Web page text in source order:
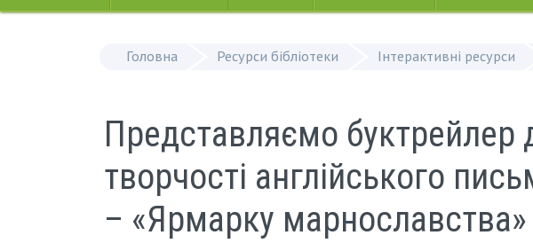
Головна Ресурси бібліотеки Інтерактивні ресурси
Представляємо буктрейлер
творчості англійського
– «Ярмарку марнославства»